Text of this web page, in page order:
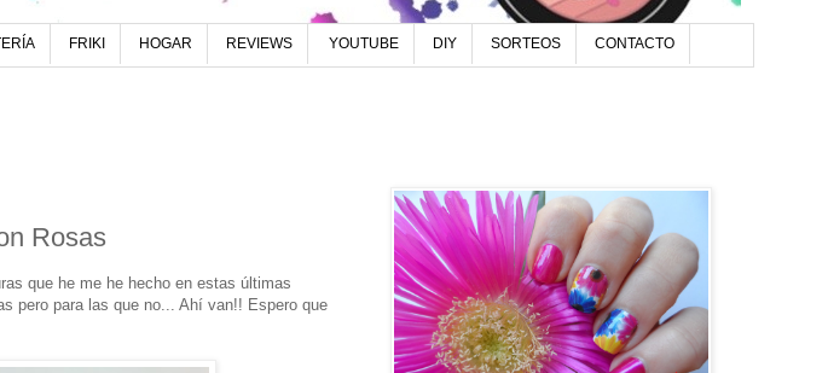
FRIKI HOGAR REVIEWS YOUTUBE DIY SORTEOS CONTACTO
Rosas
que he me he hecho en estas últimas
pero para las que no... Ahí van!! Espero que